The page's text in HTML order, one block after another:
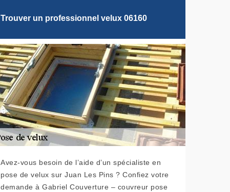
Trouver un professionnel velux 06160
Avez-vous besoin de l’aide d’un spécialiste en
pose de velux sur Juan Les Pins ? Confiez votre
demande à Gabriel Couverture – couvreur pose